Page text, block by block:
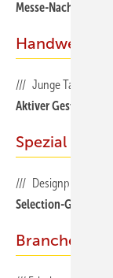
Messe-Nachlese
Handwerk &
/// Junge Talente
Aktiver Gestalter
Spezial
/// Designpreis
Selection-Gewinner
Branche